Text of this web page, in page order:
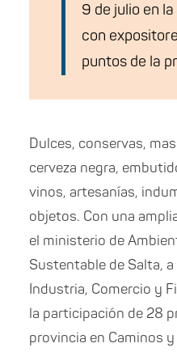
9 de julio en
con
puntos de la
Dulces, conservas,
cerveza negra,
vinos, artesanías,
objetos. Con una
el ministerio de
Sustentable de Salta,
Industria, Comercio y
la participación de 28
provincia en Caminos